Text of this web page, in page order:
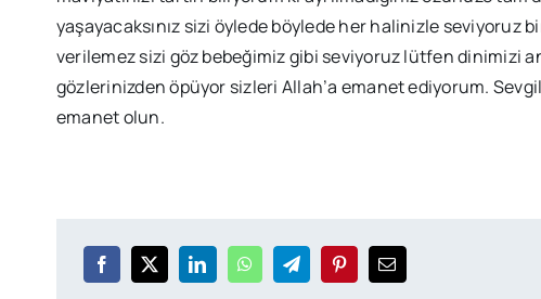
yaşayacaksınız sizi öylede böylede her halinizle seviyoruz
verilemez sizi göz bebeğimiz gibi seviyoruz lütfen dinimizi
gözlerinizden öpüyor sizleri Allah’a emanet ediyorum.
emanet olun.